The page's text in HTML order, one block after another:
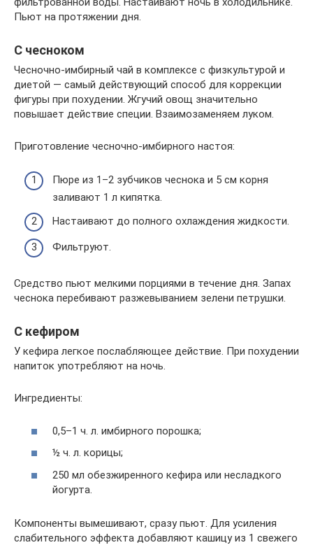
Пьют на протяжении дня.
С чесноком
Чесночно-имбирный чай в комплексе с физкультурой и
диетой — самый действующий способ для коррекции
фигуры при похудении. Жгучий овощ значительно
повышает действие специи. Взаимозаменяем луком.
Приготовление чесночно-имбирного настоя:
Пюре из 1–2 зубчиков чеснока и 5 см корня
заливают 1 л кипятка.
Настаивают до полного охлаждения жидкости.
Фильтруют.
Средство пьют мелкими порциями в течение дня. Запах
чеснока перебивают разжевыванием зелени петрушки.
С кефиром
У кефира легкое послабляющее действие. При похудении
напиток употребляют на ночь.
Ингредиенты:
0,5–1 ч. л. имбирного порошка;
½ ч. л. корицы;
250 мл обезжиренного кефира или несладкого
йогурта.
Компоненты вымешивают, сразу пьют. Для усиления
слабительного эффекта добавляют кашицу из 1 свежего